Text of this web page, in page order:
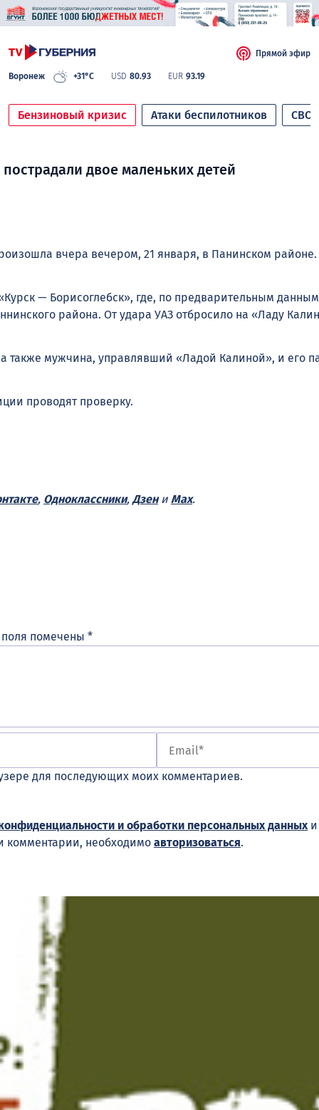
Воронеж +31°C USD 80.93 EUR 93.19
Прямой эфир
Бензиновый кризис Атаки беспилотников СВО
двое маленьких детей
вчера вечером, 21 января, в Панинском
— Борисоглебск», где, по предварительным
района. От удара УАЗ отбросило на «Ладу
также мужчина, управлявший «Ладой Калиной», и его
проводят проверку.
, Одноклассники, Дзени Max.
помечены *
для последующих моих комментариев.
и обработки персональных данных
комментарии, необходимо авторизоваться.